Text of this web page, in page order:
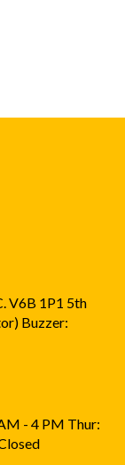
V6B 1P1 5th
Buzzer:
- 4 PM Thur: